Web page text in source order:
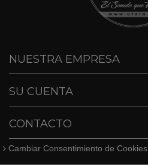
NUESTRA EMPRESA
SU CUENTA
CONTACTO
Cambiar Consentimiento de Cookies